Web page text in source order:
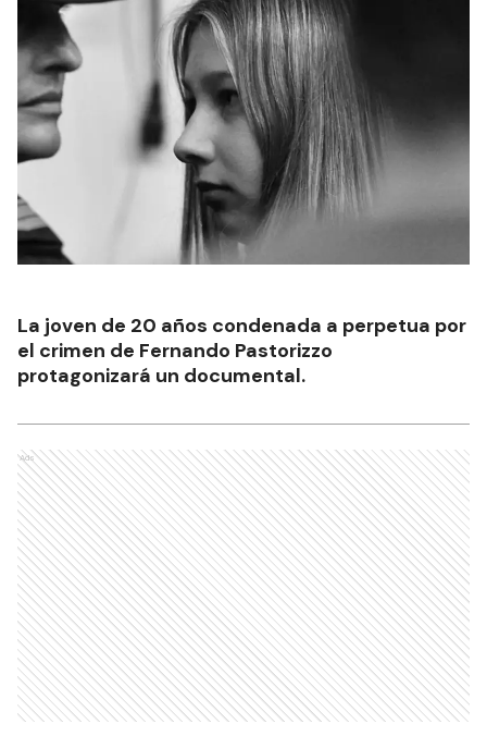
La joven de 20 años condenada a perpetua por
el crimen de Fernando Pastorizzo
protagonizará un documental.
Ads